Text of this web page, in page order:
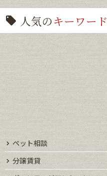
人気のキーワード
ペット相談
分譲賃貸